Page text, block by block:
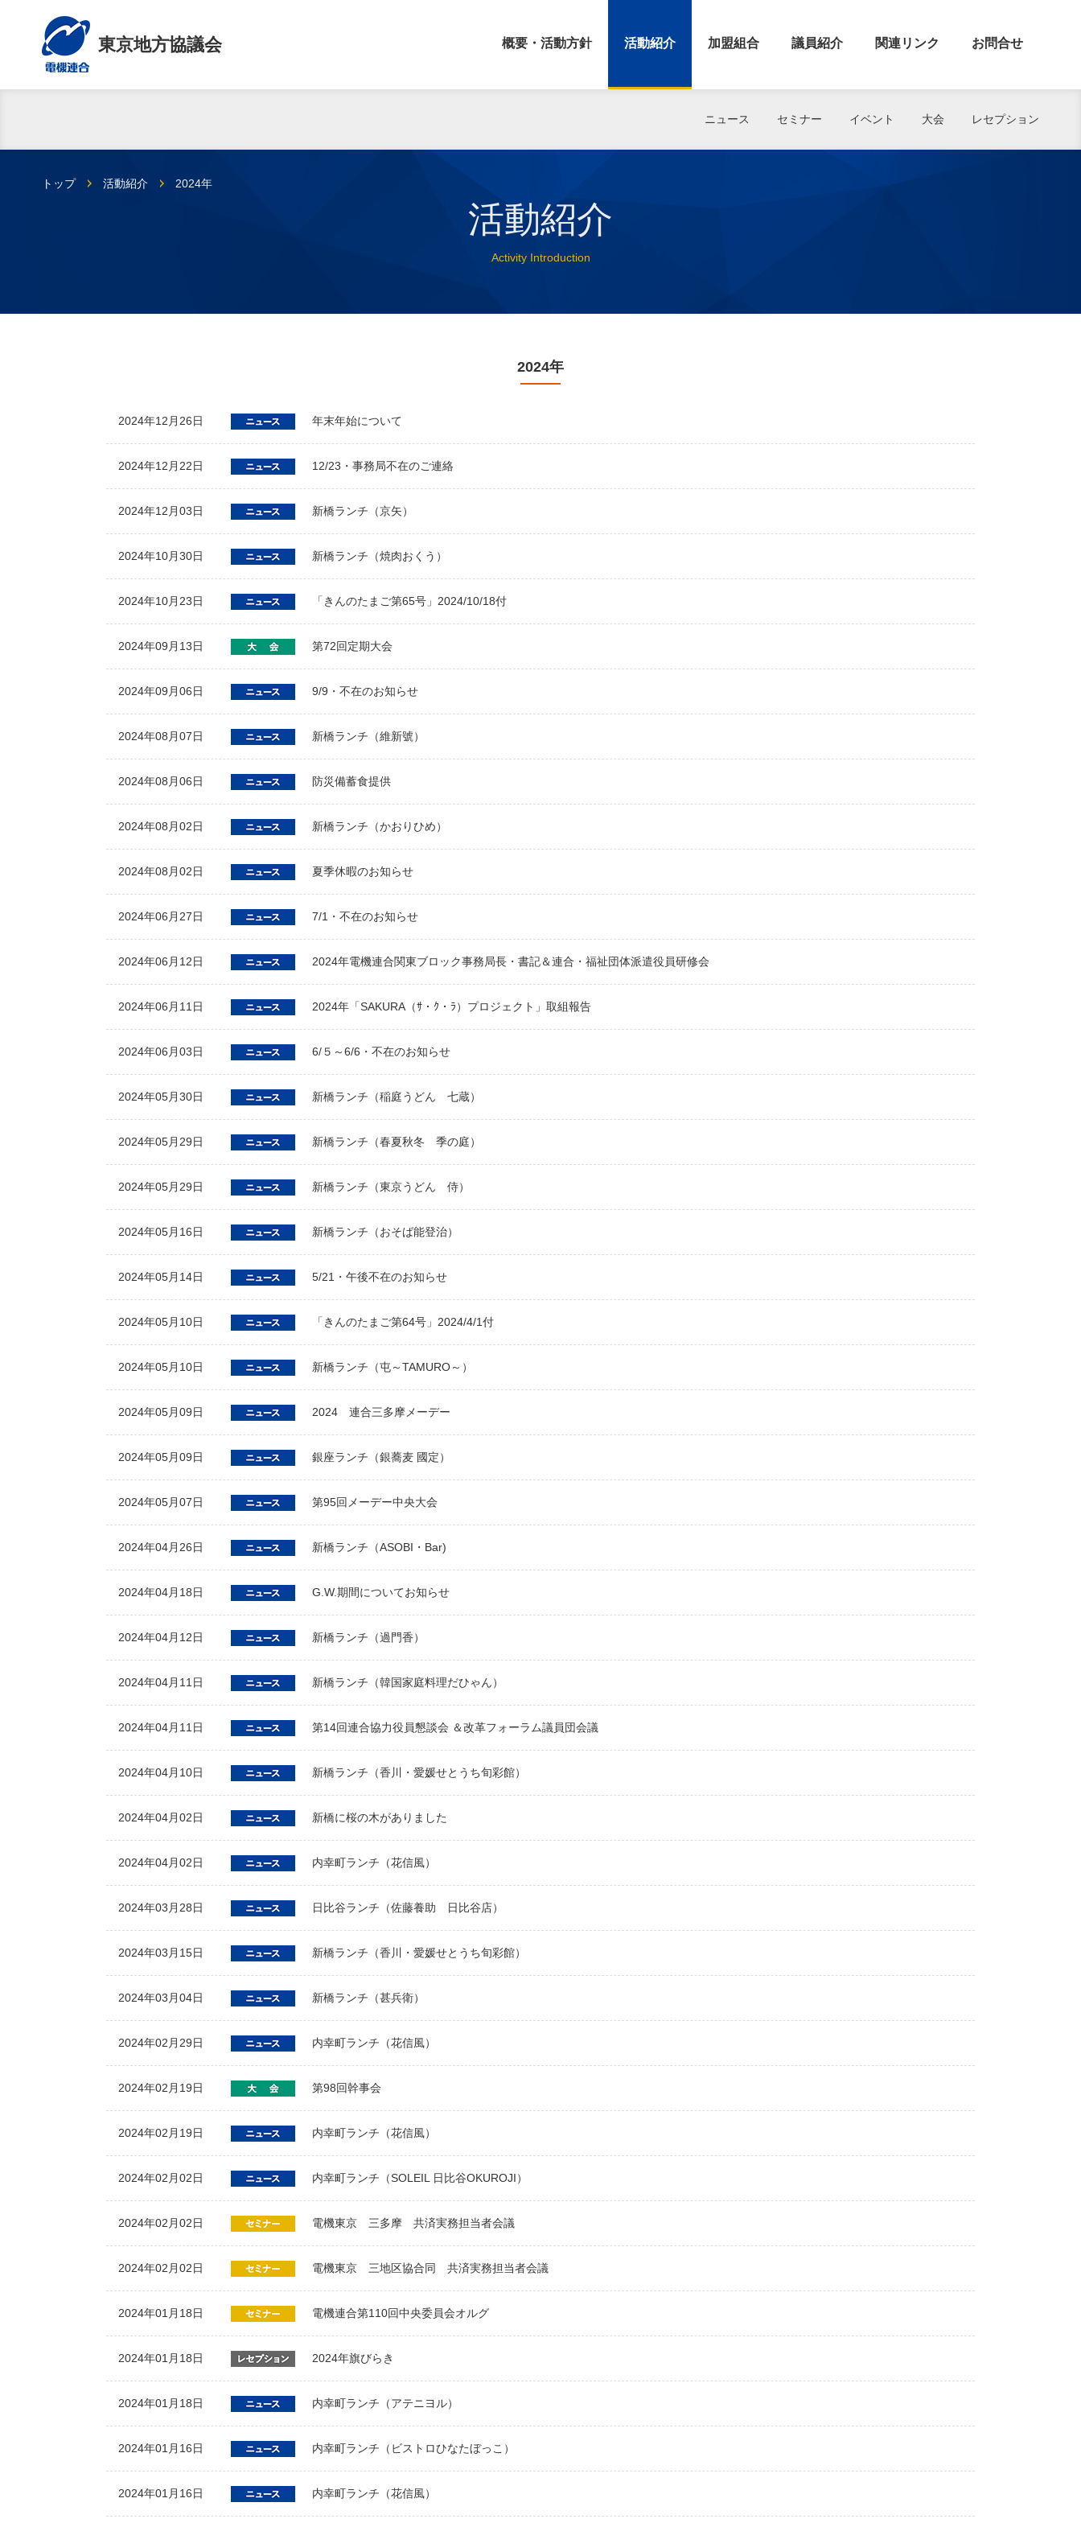
東京地方協議会 概要・活動方針 活動紹介 加盟組合 議員紹介 関連リンク お問合せ
ニュース セミナー イベント 大会 レセプション
トップ 活動紹介 2024年
活動紹介
Activity Introduction
2024年
2024年12月26日 年末年始について
2024年12月22日 12/23・事務局不在のご連絡
2024年12月03日 新橋ランチ（京矢）
2024年10月30日 新橋ランチ（焼肉おくう）
2024年10月23日 「きんのたまご第65号」2024/10/18付
2024年09月13日 第72回定期大会
2024年09月06日 9/9・不在のお知らせ
2024年08月07日 新橋ランチ（維新號）
2024年08月06日 防災備蓄食提供
2024年08月02日 新橋ランチ（かおりひめ）
2024年08月02日 夏季休暇のお知らせ
2024年06月27日 7/1・不在のお知らせ
2024年06月12日 2024年電機連合関東ブロック事務局長・書記＆連合・福祉団体派遣役員研修会
2024年06月11日 2024年「SAKURA（ｻ・ｸ・ﾗ）プロジェクト」取組報告
2024年06月03日 6/５～6/6・不在のお知らせ
2024年05月30日 新橋ランチ（稲庭うどん 七蔵）
2024年05月29日 新橋ランチ（春夏秋冬 季の庭）
2024年05月29日 新橋ランチ（東京うどん 侍）
2024年05月16日 新橋ランチ（おそば能登治）
2024年05月14日 5/21・午後不在のお知らせ
2024年05月10日 「きんのたまご第64号」2024/4/1付
2024年05月10日 新橋ランチ（屯～TAMURO～）
2024年05月09日 2024 連合三多摩メーデー
2024年05月09日 銀座ランチ（銀蕎麦 國定）
2024年05月07日 第95回メーデー中央大会
2024年04月26日 新橋ランチ（ASOBI・Bar)
2024年04月18日 G.W.期間についてお知らせ
2024年04月12日 新橋ランチ（過門香）
2024年04月11日 新橋ランチ（韓国家庭料理だひゃん）
2024年04月11日 第14回連合協力役員懇談会 ＆改革フォーラム議員団会議
2024年04月10日 新橋ランチ（香川・愛媛せとうち旬彩館）
2024年04月02日 新橋に桜の木がありました
2024年04月02日 内幸町ランチ（花信風）
2024年03月28日 日比谷ランチ（佐藤養助 日比谷店）
2024年03月15日 新橋ランチ（香川・愛媛せとうち旬彩館）
2024年03月04日 新橋ランチ（甚兵衛）
2024年02月29日 内幸町ランチ（花信風）
2024年02月19日 第98回幹事会
2024年02月19日 内幸町ランチ（花信風）
2024年02月02日 内幸町ランチ（SOLEIL 日比谷OKUROJI）
2024年02月02日 電機東京 三多摩 共済実務担当者会議
2024年02月02日 電機東京 三地区協合同 共済実務担当者会議
2024年01月18日 電機連合第110回中央委員会オルグ
2024年01月18日 2024年旗びらき
2024年01月18日 内幸町ランチ（アテニヨル）
2024年01月16日 内幸町ランチ（ビストロひなたぼっこ）
2024年01月16日 内幸町ランチ（花信風）